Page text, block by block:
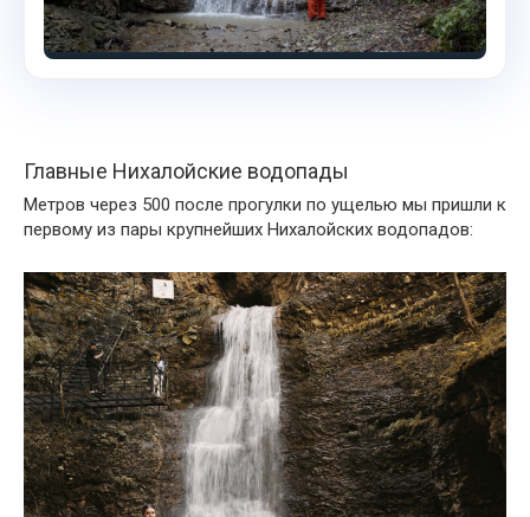
Главные Нихалойские водопады
Метров через 500 после прогулки по ущелью мы пришли к
первому из пары крупнейших Нихалойских водопадов: